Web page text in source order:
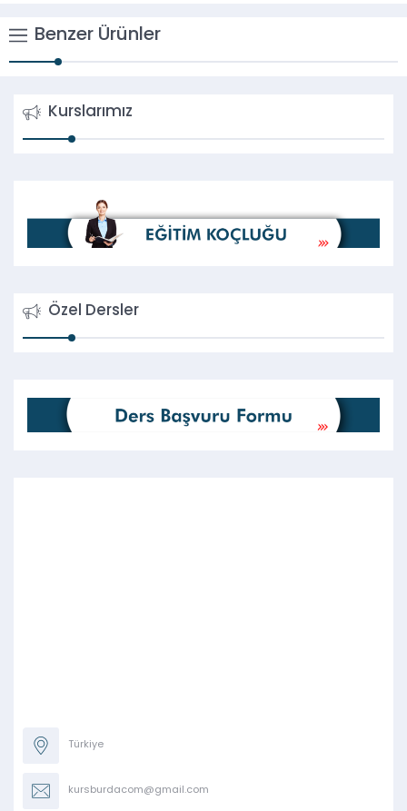
Benzer Ürünler
Kurslarımız
Özel Dersler
Türkiye
kursburdacom@gmail.com